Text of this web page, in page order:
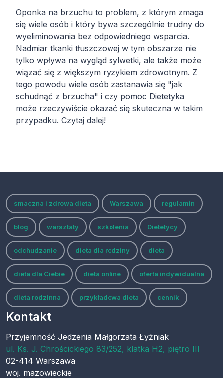
Oponka na brzuchu to problem, z którym zmaga
się wiele osób i który bywa szczególnie trudny do
wyeliminowania bez odpowiedniego wsparcia.
Nadmiar tkanki tłuszczowej w tym obszarze nie
tylko wpływa na wygląd sylwetki, ale także może
wiązać się z większym ryzykiem zdrowotnym. Z
tego powodu wiele osób zastanawia się "jak
schudnąć z brzucha" i czy pomoc Dietetyka
może rzeczywiście okazać się skuteczna w takim
przypadku. Czytaj dalej!
smaczna i zdrowa dieta Warszawa regulamin
blog warsztaty szkolenia Dietetycy
odchudzanie dieta dla rodziny dieta
dieta dla Ciebie dieta online oferta indywidualna
dieta rodzinna przykładowa dieta cennik
Kontakt
Przyjemność Jedzenia Małgorzata Łyżniak
ul. Ks. J. Chrościckiego 83/252, klatka H2, piętro III
02-414 Warszawa
woj. mazowieckie